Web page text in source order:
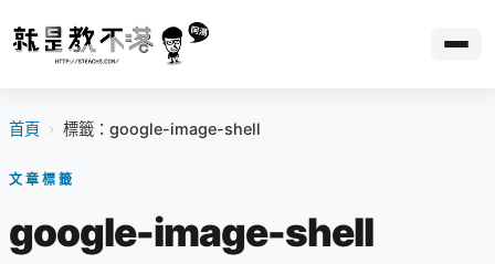
首頁 › 標籤：google-image-shell
文章標籤
google-image-shell